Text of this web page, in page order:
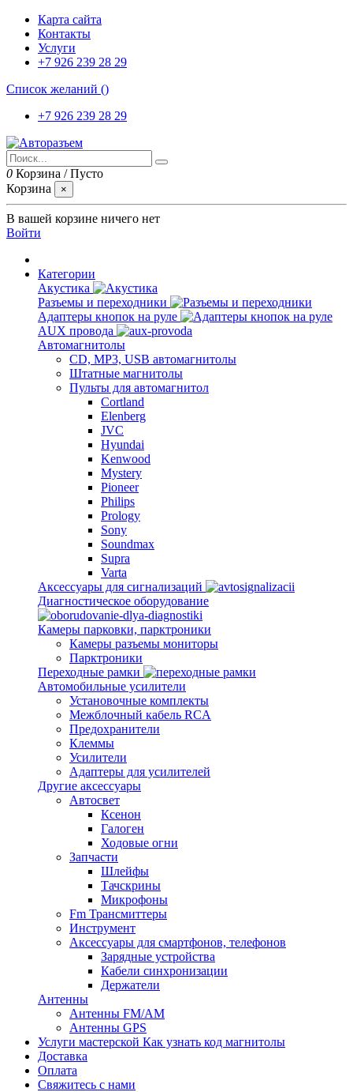
Карта сайта
Контакты
Услуги
+7 926 239 28 29
Список желаний ()
+7 926 239 28 29
0 Корзина /Пусто
Корзина
×
В вашей корзине ничего нет
Войти
Категории
Акустика
Разъемы и переходники
Адаптеры кнопок на руле
AUX провода
Автомагнитолы
CD, MP3, USB автомагнитолы
Штатные магнитолы
Пульты для автомагнитол
Cortland
Elenberg
JVC
Hyundai
Kenwood
Mystery
Pioneer
Philips
Prology
Sony
Soundmax
Supra
Varta
Аксессуары для сигнализаций
Диагностическое оборудование
Камеры парковки, парктроники
Камеры разъемы мониторы
Парктроники
Переходные рамки
Автомобильные усилители
Установочные комплекты
Межблочный кабель RCA
Предохранители
Клеммы
Усилители
Адаптеры для усилителей
Другие аксессуары
Автосвет
Ксенон
Галоген
Ходовые огни
Запчасти
Шлейфы
Тачскрины
Микрофоны
Fm Трансмиттеры
Инструмент
Аксессуары для смартфонов, телефонов
Зарядные устройства
Кабели синхронизации
Держатели
Антенны
Антенны FM/AM
Антенны GPS
Услуги мастерской Как узнать код магнитолы
Доставка
Оплата
Свяжитесь с нами